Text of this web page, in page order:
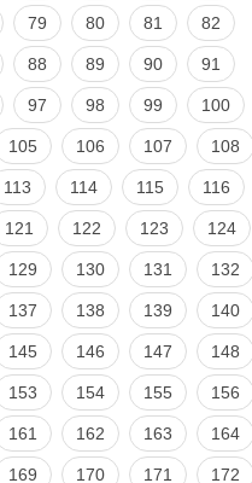
79 80 81 82
88 89 90 91
97 98 99 100
105 106 107 108
113 114 115 116
121 122 123 124
129 130 131 132
137 138 139 140
145 146 147 148
153 154 155 156
161 162 163 164
169 170 171 172